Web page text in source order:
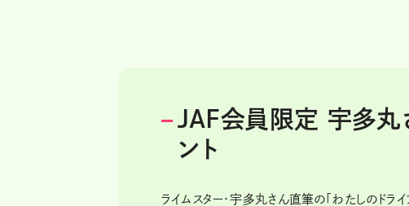
JAF会員限定 宇多丸
ント
ライムスター・宇多丸さん直筆の「わたしのドラ